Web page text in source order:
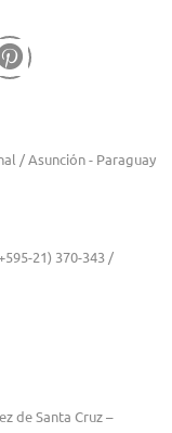
/ Asunción - Paraguay
21) 370-343 /
de Santa Cruz –